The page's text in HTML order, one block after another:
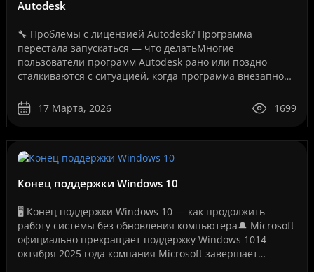
Autodesk
🔧 Проблемы с лицензией Autodesk? Программа
перестала запускаться — что делатьМногие
пользователи программ Autodesk рано или поздно
сталкиваются с ситуацией, когда программа внезапно
ошибке лицензии.Эт..
17 Марта, 2026 1699
Конец поддержки Windows 10
🖥️ Конец поддержки Windows 10 — как продолжить
работу системы без обновления компьютера🔔 Microsoft
официально прекращает поддержку Windows 1014
октября 2025 года компания Microsoft завершает